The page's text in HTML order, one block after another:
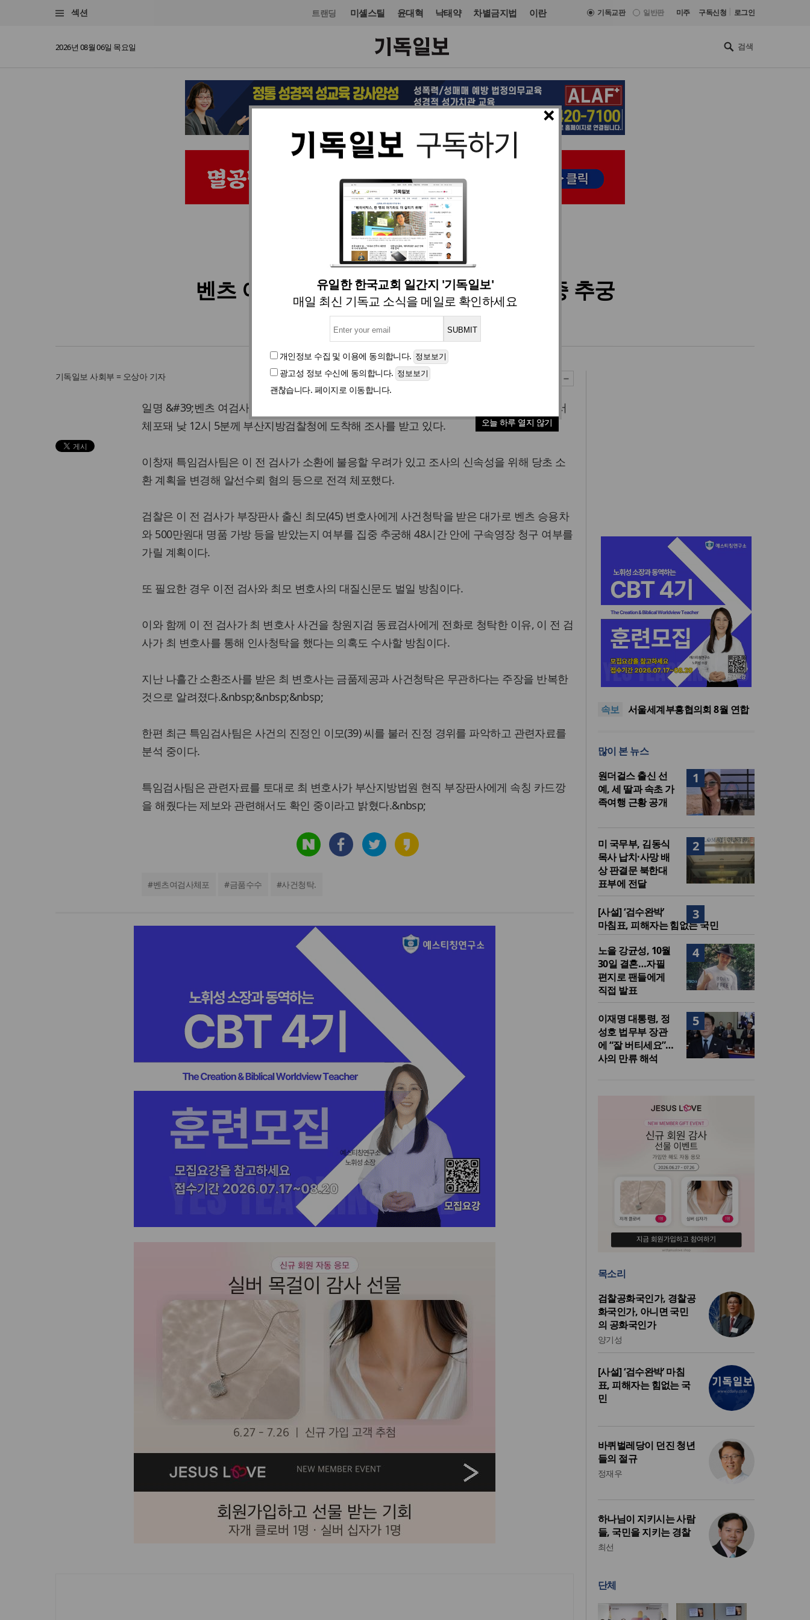
섹션 트랜딩 미셸스틸 윤대혁 낙태약 차별금지법 이란 기독교판 일반판 미주 구독신청 로그인
2026년 08월 06일 목요일
×
유일한 한국교회 일간지 '기독일보'
매일 최신 기독교 소식을 메일로 확인하세요
개인정보 수집 및 이용에 동의합니다.
광고성 정보 수신에 동의합니다.
괜찮습니다. 페이지로 이동합니다.
오늘 하루 열지 않기
사건·사고 사건·사고 입력 2011. 12. 05 13:54
벤츠 여검사 체포, '금품수수 대가성' 집중 추궁
사건청탁 대가로 금품수수 여부 집중 추궁키로
기독일보 사회부 = 오상아 기자
일명 &#39;벤츠 여검사(36&middot;여)&#39;라 불린 이모 전 검사가 오전 7시 서울 자택에서
체포돼 낮 12시 5분께 부산지방검찰청에 도착해 조사를 받고 있다.
이창재 특임검사팀은 이 전 검사가 소환에 불응할 우려가 있고 조사의 신속성을 위해 당초 소
환 계획을 변경해 알선수뢰 혐의 등으로 전격 체포했다.
검찰은 이 전 검사가 부장판사 출신 최모(45) 변호사에게 사건청탁을 받은 대가로 벤츠 승용차
와 500만원대 명품 가방 등을 받았는지 여부를 집중 추궁해 48시간 안에 구속영장 청구 여부를
가릴 계획이다.
또 필요한 경우 이전 검사와 최모 변호사의 대질신문도 벌일 방침이다.
이와 함께 이 전 검사가 최 변호사 사건을 창원지검 동료검사에게 전화로 청탁한 이유, 이 전 검
사가 최 변호사를 통해 인사청탁을 했다는 의혹도 수사할 방침이다.
지난 나흘간 소환조사를 받은 최 변호사는 금품제공과 사건청탁은 무관하다는 주장을 반복한
것으로 알려졌다.&nbsp;&nbsp;&nbsp;
한편 최근 특임검사팀은 사건의 진정인 이모(39) 씨를 불러 진정 경위를 파악하고 관련자료를
분석 중이다.
특임검사팀은 관련자료를 토대로 최 변호사가 부산지방법원 현직 부장판사에게 속칭 카드깡
을 해줬다는 제보와 관련해서도 확인 중이라고 밝혔다.&nbsp;
#벤츠여검사체포 #금품수수 #사건청탁.
속보
“한국 복음의 시작에는 미국보
다 먼저 일본이 있었습니다”
“기도로 시작한 스틸 美 대사,
중단하라”
서울세계부흥협의회 8월 연합
협력
다 먼저 일본이 있었습니다”
“기도로 시작한 스틸 美 대사,
한미동맹의 가교 되어주길”
많이 본 뉴스
1
원더걸스 출신 선
예, 세 딸과 속초 가
족여행 근황 공개
2
미 국무부, 김동식
목사 납치·사망 배
상 판결문 북한대
표부에 전달
3
[사설] ‘검수완박’
마침표, 피해자는 힘없는 국민
4
노을 강균성, 10월
30일 결혼…자필
편지로 팬들에게
직접 발표
5
이재명 대통령, 정
성호 법무부 장관
에 “잘 버티세요”…
사의 만류 해석
목소리
검찰공화국인가, 경찰공
화국인가, 아니면 국민
의 공화국인가
양기성
[사설] ‘검수완박’ 마침
표, 피해자는 힘없는 국
민
바퀴벌레당이 던진 청년
들의 절규
정재우
하나님이 지키시는 사람
들, 국민을 지키는 경찰
최선
단체